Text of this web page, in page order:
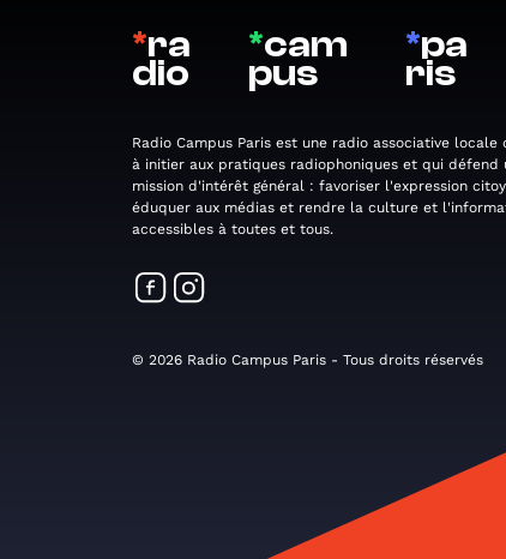
*ra
dio
*cam
pus
*pa
ris
Radio Campus Paris est une radio associative locale
à initier aux pratiques radiophoniques et qui défend
mission d'intérêt général : favoriser l'expression
éduquer aux médias et rendre la culture et
accessibles à toutes et tous.
© 2026 Radio Campus Paris - Tous droits réservés